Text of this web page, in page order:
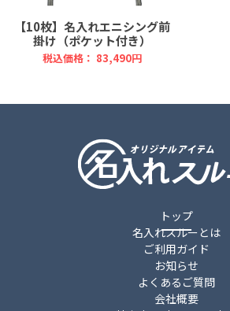
【10枚】名入れエニシング前
掛け（ポケット付き）
税込価格： 83,490円
トップ
名入れスルーとは
ご利用ガイド
お知らせ
よくあるご質問
会社概要